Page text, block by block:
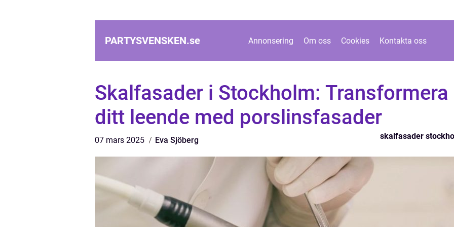
PARTYSVENSKEN.se Annonsering Om oss Cookies Kontakta oss
Skalfasader i Stockholm: Transformera
ditt leende med porslinsfasader
07 mars 2025 Eva Sjöberg skalfasader